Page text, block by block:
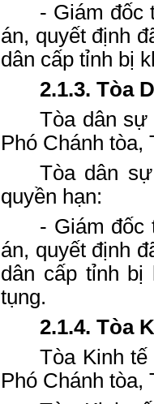
- Giám đốc
án, quyết định
dân cấp tỉnh bị
2.1.3. Tòa
Tòa dân sự
Phó Chánh tòa,
Tòa dân
quyền hạn:
- Giám đốc
án, quyết định
dân cấp tỉnh bị
tụng.
2.1.4. Tòa
Tòa Kinh
Phó Chánh tòa,